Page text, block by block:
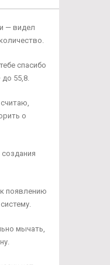
— видел
спасибо
55,8.
о
появлению
мычать,